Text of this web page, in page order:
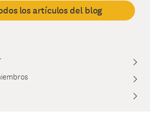
los artículos del blog